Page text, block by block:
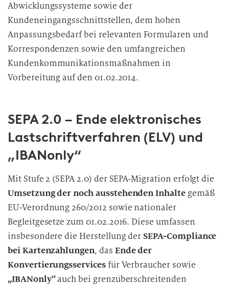
Abwicklungssysteme sowie der
Kundeneingangsschnittstellen, dem hohen
Anpassungsbedarf bei relevanten Formularen und
Korrespondenzen sowie den umfangreichen
Kundenkommunikationsmaßnahmen in
Vorbereitung auf den 01.02.2014.
SEPA 2.0 – Ende elektronisches
Lastschriftverfahren (ELV) und
„IBANonly“
Mit Stufe 2 (SEPA 2.0) der SEPA-Migration erfolgt die
Umsetzung der noch ausstehenden Inhalte gemäß
EU-Verordnung 260/2012 sowie nationaler
Begleitgesetze zum 01.02.2016. Diese umfassen
insbesondere die Herstellung derSEPA-Compliance
bei Kartenzahlungen, das Ende der
Konvertierungsservicesfür Verbraucher sowie
„IBANonly“auch bei grenzüberschreitenden